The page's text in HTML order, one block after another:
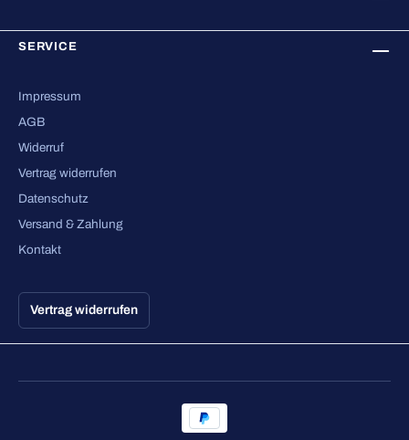
SERVICE
Impressum
AGB
Widerruf
Vertrag widerrufen
Datenschutz
Versand & Zahlung
Kontakt
Vertrag widerrufen